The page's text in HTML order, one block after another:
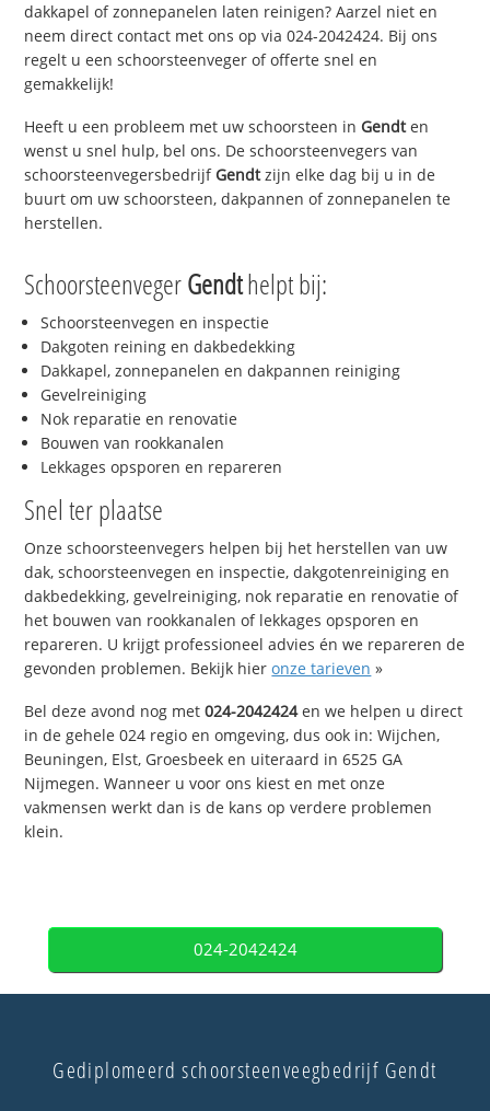
dakkapel of zonnepanelen laten reinigen? Aarzel niet en
neem direct contact met ons op via 024-2042424. Bij ons
regelt u een schoorsteenveger of offerte snel en
gemakkelijk!
Heeft u een probleem met uw schoorsteen in Gendten
wenst u snel hulp, bel ons. De schoorsteenvegers van
schoorsteenvegersbedrijf Gendtzijn elke dag bij u in de
buurt om uw schoorsteen, dakpannen of zonnepanelen te
herstellen.
SchoorsteenvegerGendthelpt bij:
Schoorsteenvegen en inspectie
Dakgoten reining en dakbedekking
Dakkapel, zonnepanelen en dakpannen reiniging
Gevelreiniging
Nok reparatie en renovatie
Bouwen van rookkanalen
Lekkages opsporen en repareren
Snel ter plaatse
Onze schoorsteenvegers helpen bij het herstellen van uw
dak, schoorsteenvegen en inspectie, dakgotenreiniging en
dakbedekking, gevelreiniging, nok reparatie en renovatie of
het bouwen van rookkanalen of lekkages opsporen en
repareren. U krijgt professioneel advies én we repareren de
gevonden problemen. Bekijk hieronze tarieven »
Bel deze avond nog met024-2042424en we helpen u direct
in de gehele 024 regio en omgeving, dus ook in: Wijchen,
Beuningen, Elst, Groesbeek en uiteraard in 6525 GA
Nijmegen. Wanneer u voor ons kiest en met onze
vakmensen werkt dan is de kans op verdere problemen
klein.
024-2042424
Gediplomeerd schoorsteenveegbedrijf Gendt